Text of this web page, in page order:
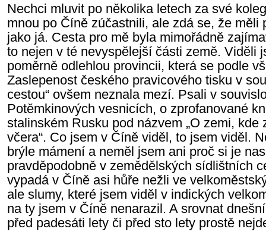
Nechci mluvit po několika letech za své
mnou po Číně zúčastnili, ale zdá se, že měli
jako já. Cesta pro mě byla mimořádně
to nejen v té nevyspělejší části země. Viděli
poměrně odlehlou provincii, která se podle
Zaslepenost českého pravicového tisku v
cestou“ ovšem neznala mezí. Psali v
Potěmkinových vesnicích, o zprofanované
stalinském Rusku pod názvem „O zemi, kde
včera“. Co jsem v Číně viděl, to jsem viděl.
brýle mámení a neměl jsem ani proč si je
pravděpodobně v zemědělských sídlištních
vypadá v Číně asi hůře nežli ve
ale slumy, které jsem viděl v indických
na ty jsem v Číně nenarazil. A srovnat
před padesáti lety či před sto lety prostě